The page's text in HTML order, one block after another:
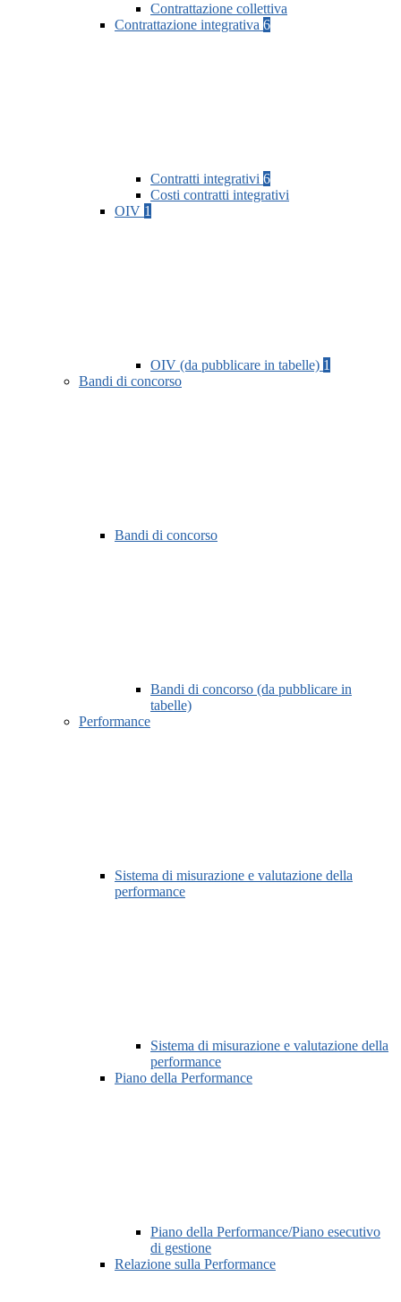
Contrattazione collettiva
Contrattazione integrativa 6
Contratti integrativi 6
Costi contratti integrativi
OIV 1
OIV (da pubblicare in tabelle) 1
Bandi di concorso
Bandi di concorso
Bandi di concorso (da pubblicare in
tabelle)
Performance
Sistema di misurazione e valutazione della
performance
Sistema di misurazione e valutazione della
performance
Piano della Performance
Piano della Performance/Piano esecutivo
di gestione
Relazione sulla Performance